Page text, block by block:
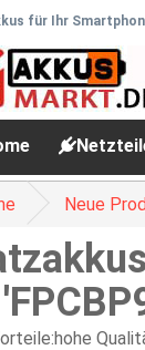
für Ihr
Neue